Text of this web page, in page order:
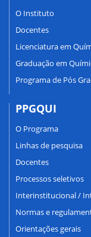
O Instituto
Docentes
Licenciatura em
Graduação em
Programa de Pós
PPGQUI
O Programa
Linhas de pesquisa
Docentes
Processos seletivos
Interinstitucional /
Normas e
Orientações gerais